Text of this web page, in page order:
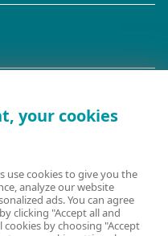
your cookies
use cookies to give you the
analyze our website
ads. You can agree
clicking "Accept all and
cookies by choosing "Accept